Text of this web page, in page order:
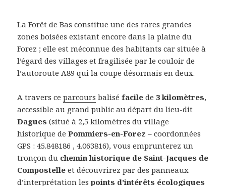
La Forêt de Bas constitue une des rares grandes
zones boisées existant encore dans la plaine du
Forez ; elle est méconnue des habitants car située à
l’égard des villages et fragilisée par le couloir de
l’autoroute A89 qui la coupe désormais en deux.
A travers ceparcours baliséfacile de 3 kilomètres,
accessible au grand public au départ du lieu-dit
Dagues (situé à 2,5 kilomètres du village
historique dePommiers-en-Forez – coordonnées
GPS : 45.848186 , 4.063816), vous emprunterez un
tronçon du chemin historique de Saint-Jacques de
Compostelle et découvrirez par des panneaux
d’interprétation lespoints d’intérêts écologiques